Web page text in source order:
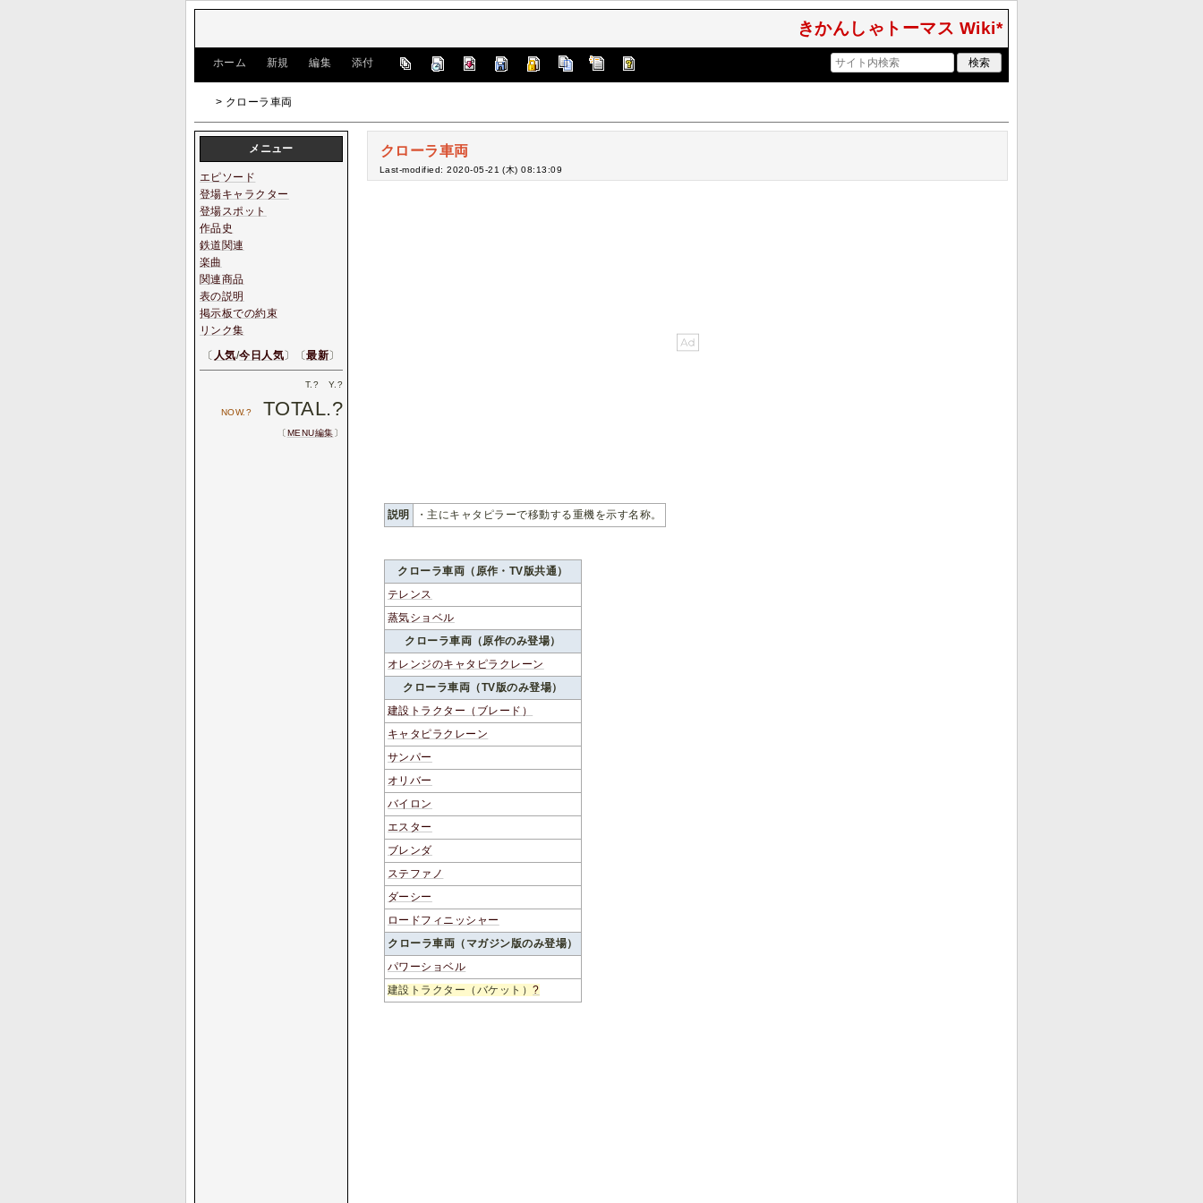
きかんしゃトーマス Wiki*
ホーム 新規 編集 添付
> クローラ車両
クローラ車両
Last-modified: 2020-05-21 (木) 08:13:09
説明 ・主にキャタピラーで移動する重機を示す名称。
クローラ車両（原作・TV版共通）
テレンス
蒸気ショベル
クローラ車両（原作のみ登場）
オレンジのキャタピラクレーン
クローラ車両（TV版のみ登場）
建設トラクター（ブレード）
キャタピラクレーン
サンパー
オリバー
バイロン
エスター
ブレンダ
ステファノ
ダーシー
ロードフィニッシャー
クローラ車両（マガジン版のみ登場）
パワーショベル
建設トラクター（バケット）?
メニュー
エピソード
登場キャラクター
登場スポット
作品史
鉄道関連
楽曲
関連商品
表の説明
掲示板での約束
リンク集
〔 人気/今日人気〕〔最新〕
T. ? Y. ?
NOW.? TOTAL.?
〔MENU編集〕